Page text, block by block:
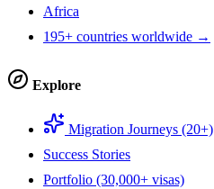
Africa
195+ countries worldwide →
Explore
Migration Journeys (20+)
Success Stories
Portfolio (30,000+ visas)